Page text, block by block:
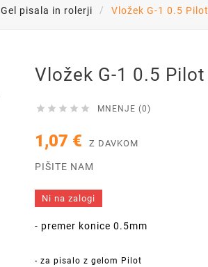
Gel pisala in rolerji Vložek G-1 0.5 Pilot
Vložek G-1 0.5 Pilot
     MNENJE (0)
1,07 € Z DAVKOM
PIŠITE NAM
Ni na zalogi
- premer konice 0.5mm
- za pisalo z gelom Pilot